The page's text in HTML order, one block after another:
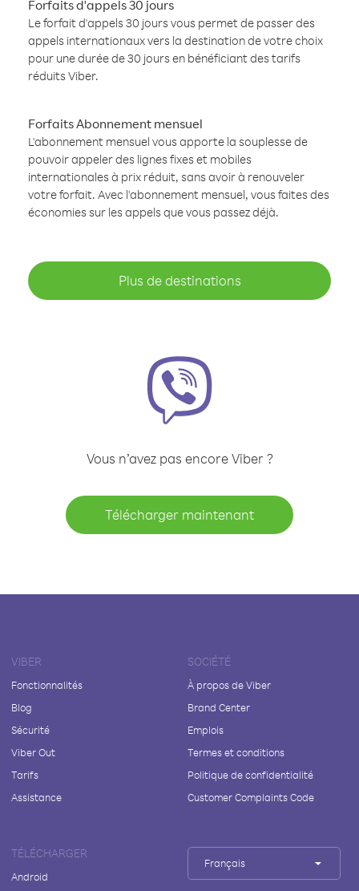
Forfaits d'appels 30 jours
Le forfait d'appels 30 jours vous permet de passer des
appels internationaux vers la destination de votre choix
pour une durée de 30 jours en bénéficiant des tarifs
réduits Viber.
Forfaits Abonnement mensuel
L'abonnement mensuel vous apporte la souplesse de
pouvoir appeler des lignes fixes et mobiles
internationales à prix réduit, sans avoir à renouveler
votre forfait. Avec l'abonnement mensuel, vous faites des
économies sur les appels que vous passez déjà.
Plus de destinations
Vous n’avez pas encore Viber ?
Télécharger maintenant
VIBER
Fonctionnalités
Blog
Sécurité
Viber Out
Tarifs
Assistance
SOCIÉTÉ
À propos de Viber
Brand Center
Emplois
Termes et conditions
Politique de confidentialité
Customer Complaints Code
TÉLÉCHARGER
Android
Français